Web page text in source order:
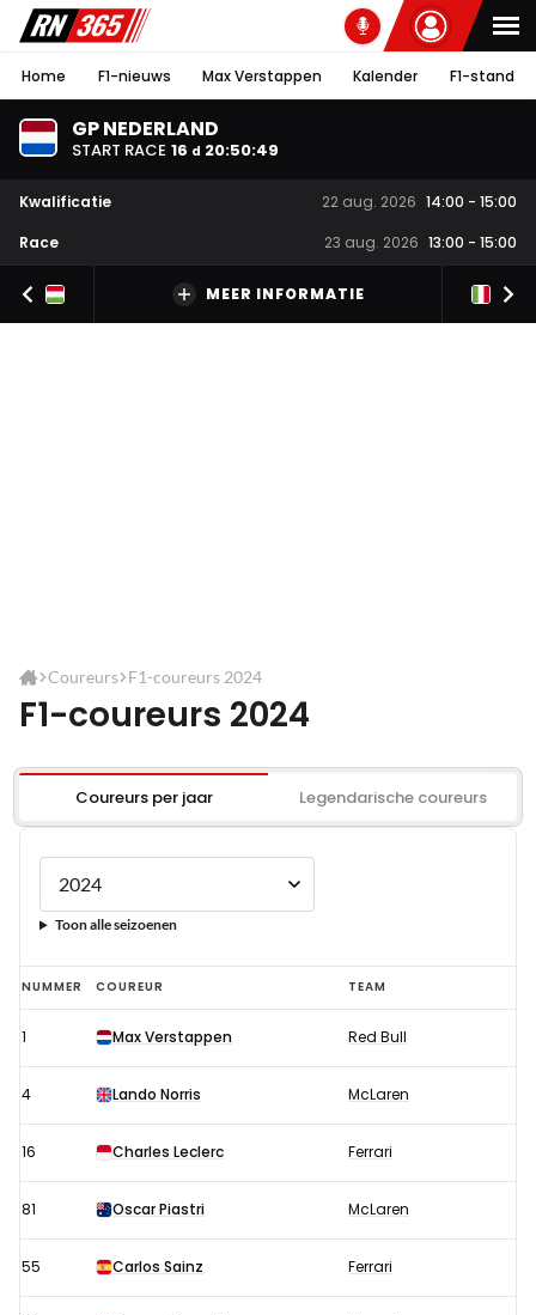
Home F1-nieuws Max Verstappen Kalender F1-stand
GP NEDERLAND
START RACE 16 d 20:50:49
Kwalificatie 22 aug. 2026 14:00 - 15:00
Race
23 aug. 2026 13:00 - 15:00
MEER INFORMATIE
Coureurs F1-coureurs 2024
F1-coureurs 2024
Coureurs per jaar Legendarische coureurs
Toon alle seizoenen
F1-
coureurs
2024
NUMMER COUREUR TEAM
1 Max Verstappen Red Bull
4 Lando Norris McLaren
16 Charles Leclerc Ferrari
81 Oscar Piastri McLaren
55 Carlos Sainz Ferrari